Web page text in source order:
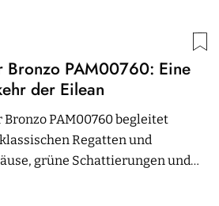
Bronzo PAM00760: Eine
der Eilean
PAM00760 begleitet
Regatten und
grüne Schattierungen und